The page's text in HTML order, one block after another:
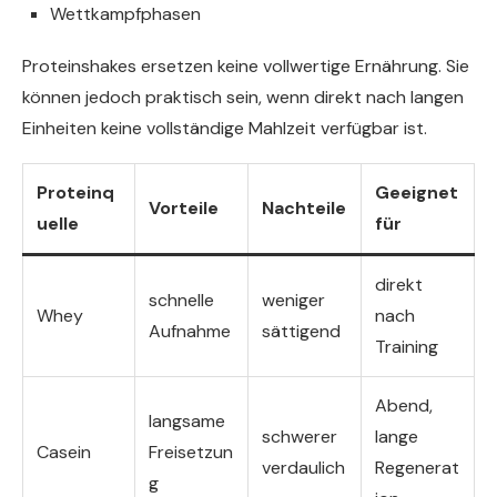
Wettkampfphasen
Proteinshakes ersetzen keine vollwertige Ernährung. Sie
können jedoch praktisch sein, wenn direkt nach langen
Einheiten keine vollständige Mahlzeit verfügbar ist.
Proteinq
uelle
Vorteile Nachteile
Geeignet
für
Whey
schnelle
Aufnahme
weniger
sättigend
direkt
nach
Training
Casein
langsame
Freisetzun
g
schwerer
verdaulich
Abend,
lange
Regenerat